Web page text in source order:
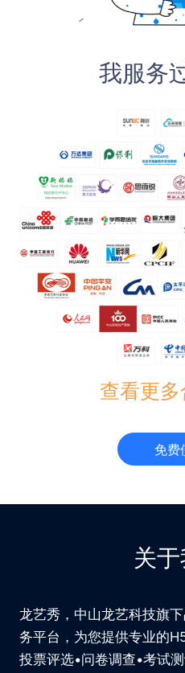
我服务
查看更
免费
关
龙艺秀，中山龙艺科技旗
务平台，为您提供专业的
投票评选•问卷调查•考试